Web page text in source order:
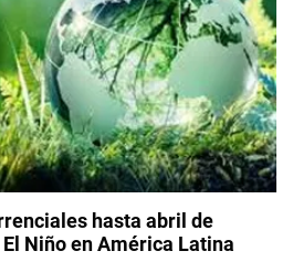
hasta abril de
Niño en América Latina